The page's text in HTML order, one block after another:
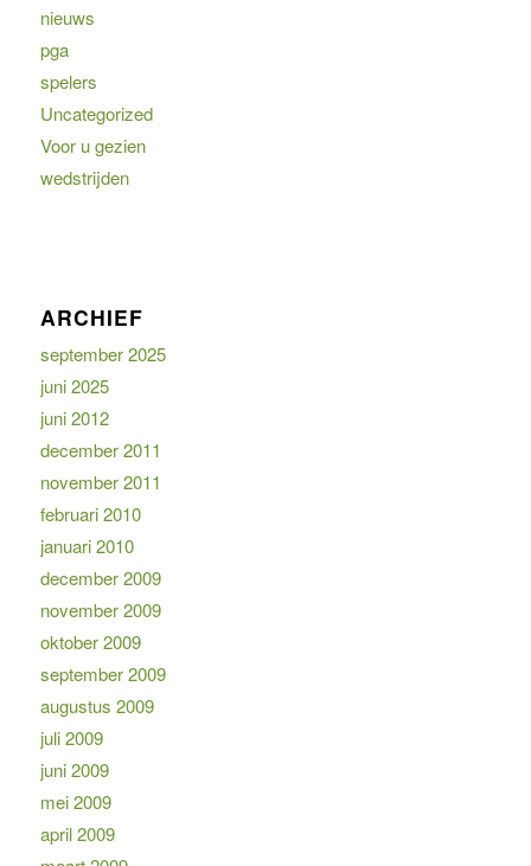
nieuws
pga
spelers
Uncategorized
Voor u gezien
wedstrijden
ARCHIEF
september 2025
juni 2025
juni 2012
december 2011
november 2011
februari 2010
januari 2010
december 2009
november 2009
oktober 2009
september 2009
augustus 2009
juli 2009
juni 2009
mei 2009
april 2009